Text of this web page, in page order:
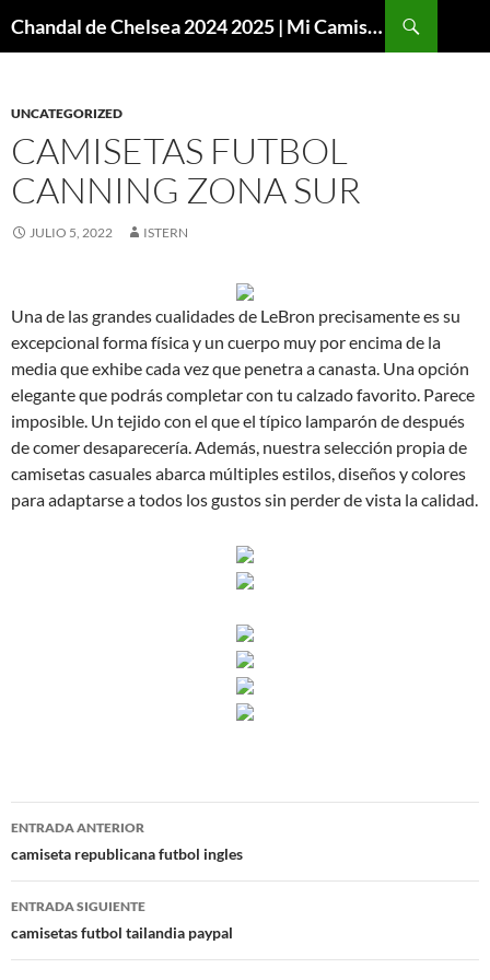
Chandal de Chelsea 2024 2025 | Mi Camiseta Futbol
UNCATEGORIZED
CAMISETAS FUTBOL
CANNING ZONA SUR
JULIO 5, 2022 ISTERN
Una de las grandes cualidades de LeBron precisamente es su
excepcional forma física y un cuerpo muy por encima de la
media que exhibe cada vez que penetra a canasta. Una opción
elegante que podrás completar con tu calzado favorito. Parece
imposible. Un tejido con el que el típico lamparón de después
de comer desaparecería. Además, nuestra selección propia de
camisetas casuales abarca múltiples estilos, diseños y colores
para adaptarse a todos los gustos sin perder de vista la calidad.
Navegación
de
entradas
ENTRADA ANTERIOR
camiseta republicana futbol ingles
ENTRADA SIGUIENTE
camisetas futbol tailandia paypal